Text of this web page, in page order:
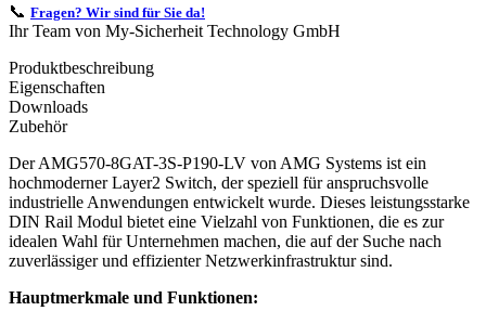
📞 Fragen? Wir sind für Sie da!
Ihr Team von My-Sicherheit Technology GmbH
Produktbeschreibung
Eigenschaften
Downloads
Zubehör
Der AMG570-8GAT-3S-P190-LV von AMG Systems ist ein
hochmoderner Layer2 Switch, der speziell für anspruchsvolle
industrielle Anwendungen entwickelt wurde. Dieses leistungsstarke
DIN Rail Modul bietet eine Vielzahl von Funktionen, die es zur
idealen Wahl für Unternehmen machen, die auf der Suche nach
zuverlässiger und effizienter Netzwerkinfrastruktur sind.
Hauptmerkmale und Funktionen: